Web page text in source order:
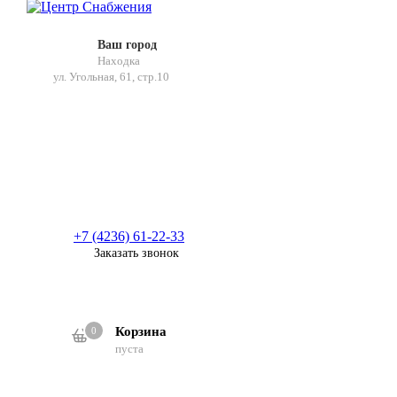
Ваш город
Находка
ул. Угольная, 61, стр.10
+7 (4236) 61-22-33
Заказать звонок
Корзина
0
пуста
0